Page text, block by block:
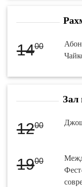
1400
Зал
1200
1900